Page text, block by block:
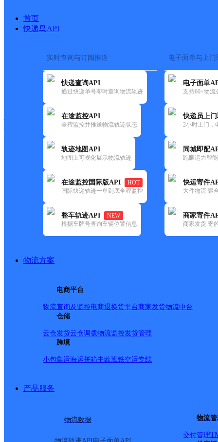
首页
快递鸟API
实时查询与订阅推送
快递查询API
通过快递单号即时查询物流轨迹
在途监控API
全程监控并推送物流轨迹状态
轨迹地图API
地图上可视化展示物流轨迹
在途监控国际版API
HOT
国际快递轨迹一单到底全程监控
整车轨迹API
NEW
根据车牌号查询车辆位置信息
电子面单与上门
电子面单
支持60+物流
快递员上
2小时上门，
同城即配
跑腿运力智
快运寄件
大件物流 聚
商家寄件
商家发货 寄
物流方案
电商平台
物流查询及监控电商退换货平台商家发货物流中台
仓储
云仓发货云仓调拨物流监控发货管理
跨境
小包集运海运拼箱中欧班铁空运专线
产品服务
物流数据 物流
交付管理
快运大全 快递时效
德邦
固原西吉县营业部
更新时间：2022-07-12 00:00:00
所属快递：德邦快递
所属区域：宁夏回族自治区-固原市-西吉县
网点地址：宁夏回族自治区固原市西吉县水泉村()
网点负责人：